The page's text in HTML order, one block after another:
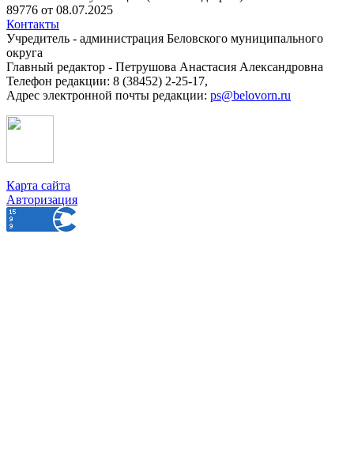
89776 от 08.07.2025
Контакты
Учредитель - администрация Беловского муниципального
округа
Главный редактор - Петрушова Анастасия Александровна
Телефон редакции: 8 (38452) 2-25-17,
Адрес электронной почты редакции: ps@belovorn.ru
Карта сайта
Авторизация